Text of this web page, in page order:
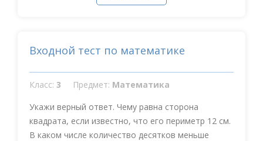
Входной тест по математике
Класс: 3 Предмет: Математика
Укажи верный ответ. Чему равна сторона
квадрата, если известно, что его периметр 12 см.
В каком числе количество десятков меньше